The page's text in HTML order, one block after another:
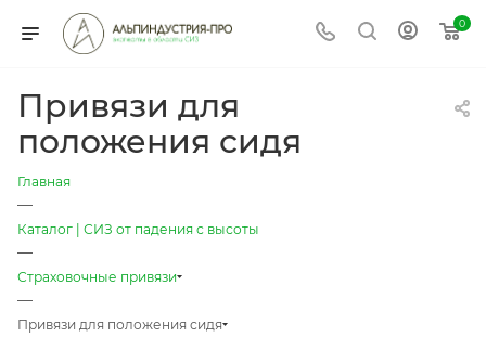
0
Привязи для
положения сидя
Главная
—
Каталог | СИЗ от падения с высоты
—
Страховочные привязи
—
Привязи для положения сидя